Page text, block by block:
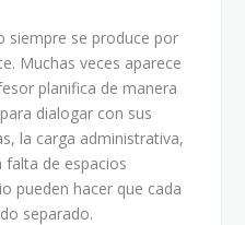
siempre se produce por
Muchas veces aparece
planifica de manera
dialogar con sus
la carga administrativa,
falta de espacios
pueden hacer que cada
separado.